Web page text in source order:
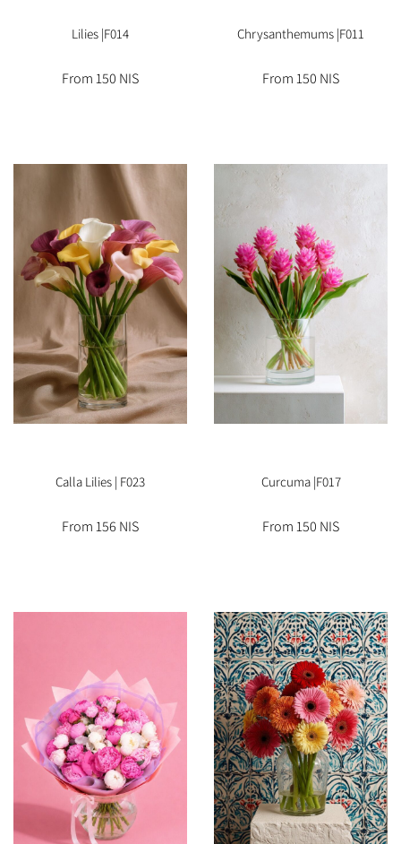
Chrysanthemums |F011
From 150 NIS
Lilies |F014
From 150 NIS
Curcuma |F017
From 150 NIS
Calla Lilies | F023
From 156 NIS